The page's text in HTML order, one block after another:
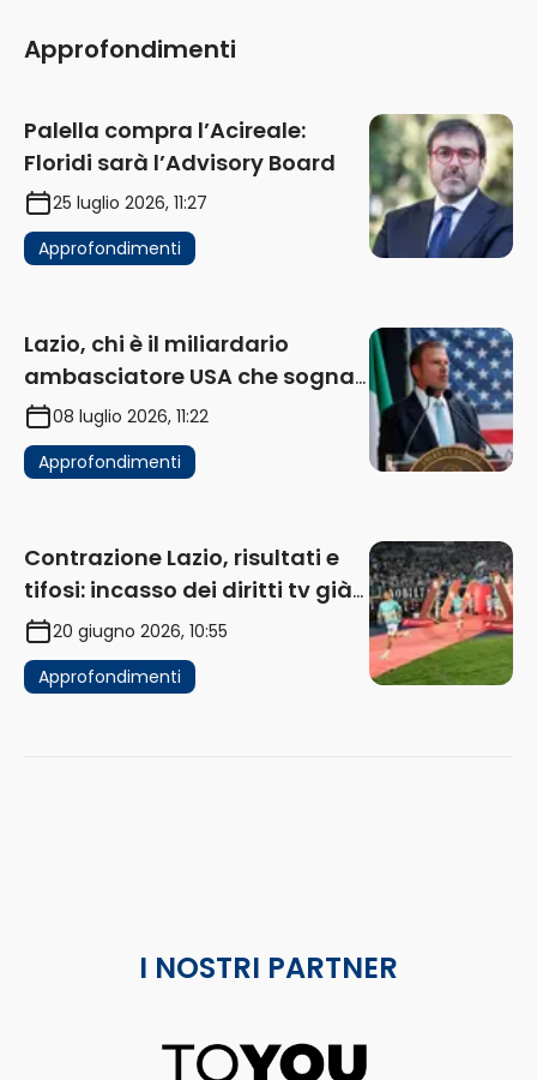
Approfondimenti
Palella compra l’Acireale:
Floridi sarà l’Advisory Board
25 luglio 2026, 11:27
Approfondimenti
Lazio, chi è il miliardario
ambasciatore USA che sogna
di acquistare un club in Italia
08 luglio 2026, 11:22
Approfondimenti
Contrazione Lazio, risultati e
tifosi: incasso dei diritti tv già
in flessione
20 giugno 2026, 10:55
Approfondimenti
I NOSTRI PARTNER